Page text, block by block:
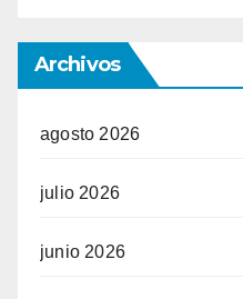
Archivos
agosto 2026
julio 2026
junio 2026